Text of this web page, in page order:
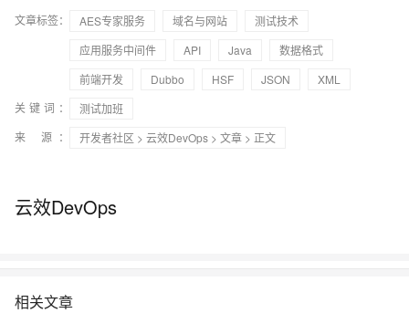
文章标签： AES专家服务 域名与网站
测试技术
应用服务中间件
API Java
数据格式
前端开发
Dubbo HSF JSON
XML
关键词：
测试加班
来 源：
开发者社区 > 云效DevOps > 文章 > 正文
云效DevOps
相关文章